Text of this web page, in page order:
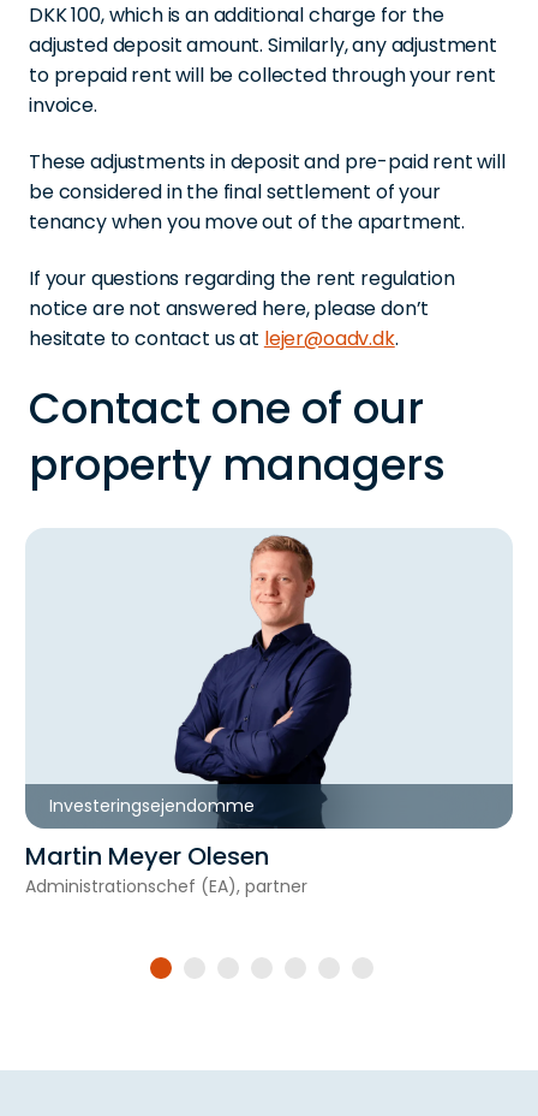
DKK 100, which is an additional charge for the
adjusted deposit amount. Similarly, any adjustment
to prepaid rent will be collected through your rent
invoice.
These adjustments in deposit and pre-paid rent will
be considered in the final settlement of your
tenancy when you move out of the apartment.
If your questions regarding the rent regulation
notice are not answered here, please don’t
hesitate to contact us at lejer@oadv.dk.
Contact one of our
property managers
Investeringsejendomme
Martin Meyer Olesen
Administrationschef (EA), partner